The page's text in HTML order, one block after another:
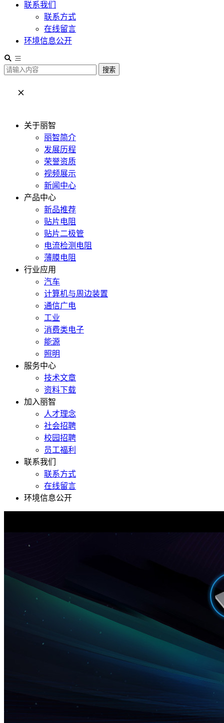
联系我们
联系方式
在线留言
环境信息公开
搜索
关于丽智
丽智简介
发展历程
荣誉资质
视频展示
新闻中心
产品中心
新品推荐
贴片电阻
贴片二极管
电流检测电阻
薄膜电阻
行业应用
汽车
计算机与周边装置
通信广电
工业
消费类电子
能源
照明
服务中心
技术文章
资料下载
加入丽智
人才理念
社会招聘
校园招聘
员工福利
联系我们
联系方式
在线留言
环境信息公开